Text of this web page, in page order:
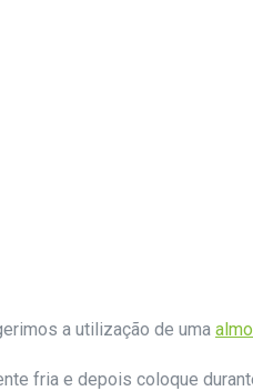
a utilização de uma
fria e depois coloque